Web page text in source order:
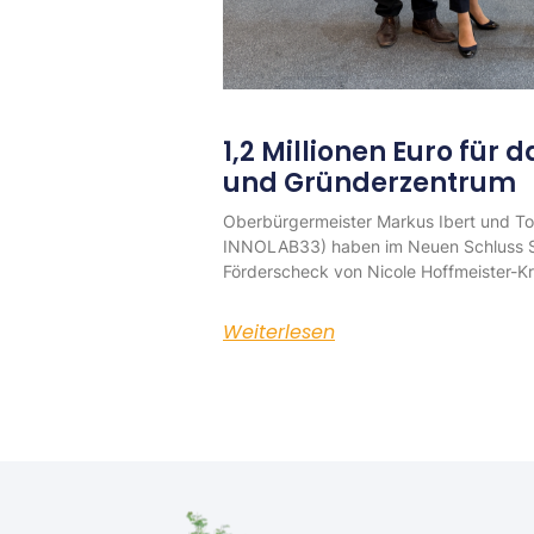
1,2 Millionen Euro für
und Gründerzentrum
Oberbürgermeister Markus Ibert und
INNOLAB33) haben im Neuen
Förderscheck von Nicole Hoffmeister-
Weiterlesen